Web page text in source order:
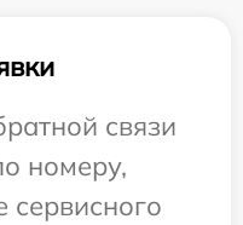
связи
номеру,
сервисного